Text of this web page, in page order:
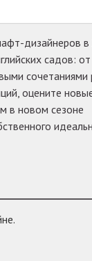
дизайнеров
садов:
сочетаниями
оцените
в новом сезоне